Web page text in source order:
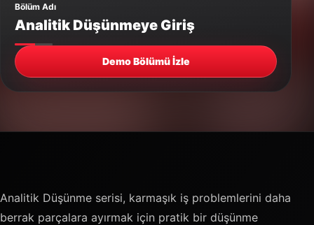
Bölüm Adı
Analitik Düşünmeye Giriş
Demo Bölümü İzle
Analitik Düşünme serisi, karmaşık iş problemlerini daha
berrak parçalara ayırmak için pratik bir düşünme